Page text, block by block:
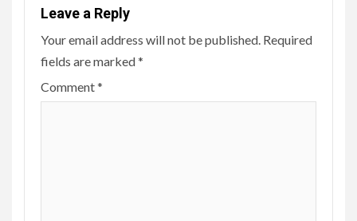
Leave a Reply
Your email address will not be published. Required
fields are marked*
Comment*